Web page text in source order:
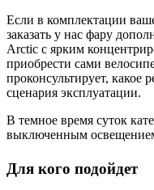
Если в комплектации
заказать у нас фару
Arctic с ярким
приобрести сами
проконсультирует, какое
сценария эксплуатации.
В темное время суток
выключенным
Для кого подойдет